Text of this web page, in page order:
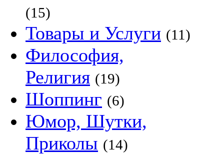
(15)
Товары и Услуги (11)
Философия,
Религия (19)
Шоппинг (6)
Юмор, Шутки,
Приколы (14)